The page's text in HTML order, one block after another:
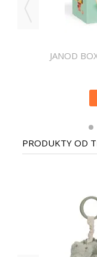
JANOD
PRODUKTY OD